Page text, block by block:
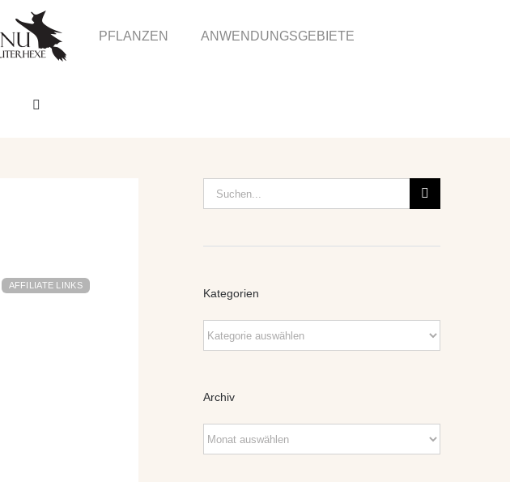
PFLANZEN ANWENDUNGSGEBIETE
AFFILIATE LINKS
Suche
nach:
Kategorien
Kategorien
Archiv
Archiv